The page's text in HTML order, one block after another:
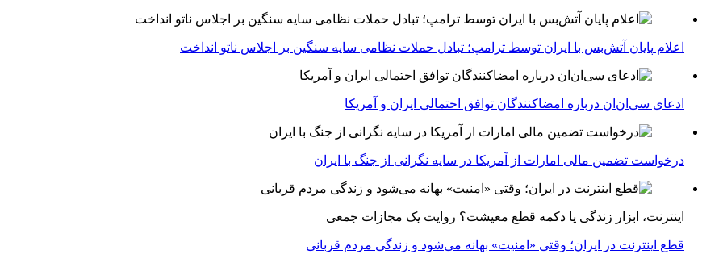
اعلام پایان آتش‌بس با ایران توسط ترامپ؛ تبادل حملات نظامی سایه سنگین بر اجلاس ناتو انداخت
ادعای سی‌ان‌ان درباره امضاکنندگان توافق احتمالی ایران و آمریکا
درخواست تضمین مالی امارات از آمریکا در سایه نگرانی از جنگ با ایران
اینترنت، ابزار زندگی یا دکمه قطع معیشت؟ روایت یک مجازات جمعی
قطع اینترنت در ایران؛ وقتی «امنیت» بهانه می‌شود و زندگی مردم قربانی